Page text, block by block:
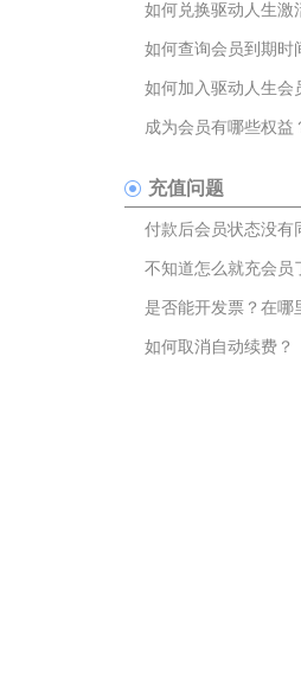
如何兑换驱动人生激
如何查询会员到期时
如何加入驱动人生会
成为会员有哪些权益
充值问题
付款后会员状态没有
不知道怎么就充会员
是否能开发票？在哪
如何取消自动续费？